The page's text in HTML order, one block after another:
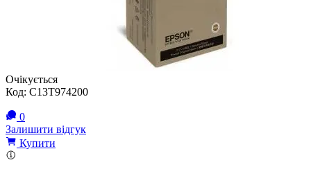
Очікується
Код: C13T974200
0
Залишити відгук
Купити